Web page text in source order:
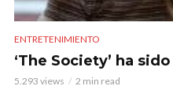
ENTRETENIMIENTO
‘The Society’ ha
5.293 views 2 min read